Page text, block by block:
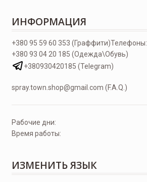
ИНФОРМАЦИЯ
Телефоны:
+380 95 59 60 353 (Граффити)
+380 93 04 20 185 (Одежда\Обувь)
+380930420185 (Telegram)
spray.town.shop@gmail.com (F.A.Q.)
Рабочие дни:
Время работы:
ИЗМЕНИТЬ ЯЗЫК